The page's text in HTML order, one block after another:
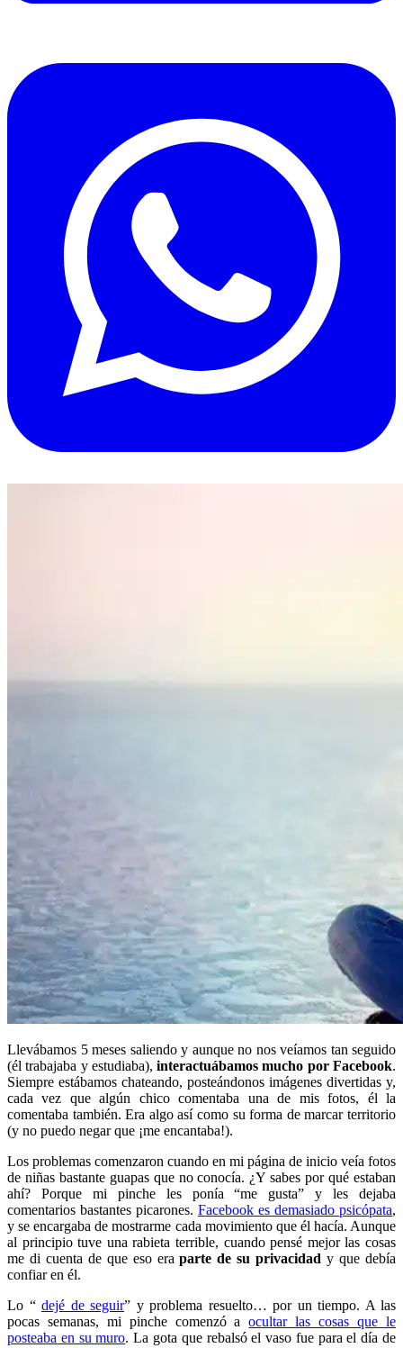
Llevábamos 5 meses saliendo y aunque no nos veíamos tan seguido
(él trabajaba y estudiaba),interactuábamos mucho por Facebook.
Siempre estábamos chateando, posteándonos imágenes divertidas y,
cada vez que algún chico comentaba una de mis fotos, él la
comentaba también. Era algo así como su forma de marcar territorio
(y no puedo negar que ¡me encantaba!).
Los problemas comenzaron cuando en mi página de inicio veía fotos
de niñas bastante guapas que no conocía. ¿Y sabes por qué estaban
ahí? Porque mi pinche les ponía “me gusta” y les dejaba
comentarios bastantes picarones. Facebook es demasiado psicópata,
y se encargaba de mostrarme cada movimiento que él hacía. Aunque
al principio tuve una rabieta terrible, cuando pensé mejor las cosas
me di cuenta de que eso eraparte de su privacidad y que debía
confiar en él.
Lo “ dejé de seguir” y problema resuelto… por un tiempo. A las
pocas semanas, mi pinche comenzó aocultar las cosas que le
posteaba en su muro. La gota que rebalsó el vaso fue para el día de